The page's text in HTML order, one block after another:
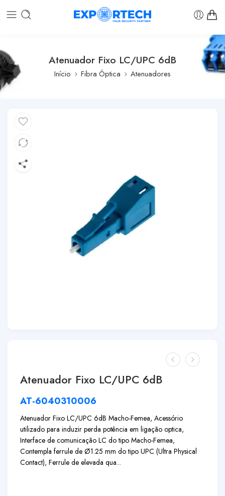
Atenuador Fixo LC/UPC 6dB
Início Fibra Óptica Atenuadores
Atenuador Fixo LC/UPC 6dB
AT-6040310006
Atenuador Fixo LC/UPC 6dB Macho-Femea, Acessório
utilizado para induzir perda potência em ligação optica,
Interface de comunicação LC do tipo Macho-Femea,
Contempla ferrule de Ø1.25 mm do tipo UPC (Ultra Physical
Contact), Ferrule de elevada qua...